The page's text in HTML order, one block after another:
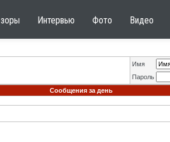
Интервью Фото Видео
Имя
Пароль
Сообщения за день